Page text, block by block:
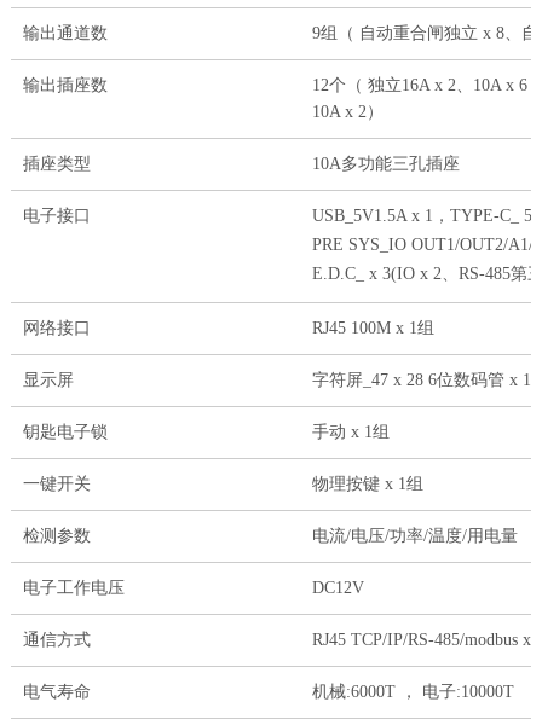
输出通道数 9组（ 自动重合闸独立 x 8、
输出插座数
12个（ 独立16A x 2、10A x 6
10A x 2）
插座类型 10A多功能三孔插座
电子接口
USB_5V1.5A x 1，TYPE-C_
PRE SYS_IO OUT1/OUT2/
E.D.C_ x 3(IO x 2、RS-485第
网络接口 RJ45 100M x 1组
显示屏 字符屏_47 x 28 6位数码管 x 1
钥匙电子锁 手动 x 1组
一键开关 物理按键 x 1组
检测参数 电流/电压/功率/温度/用电量
电子工作电压 DC12V
通信方式 RJ45 TCP/IP/RS-485/modbus x
电气寿命 机械:6000T ， 电子:10000T